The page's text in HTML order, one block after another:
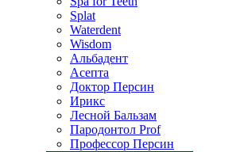
Splat
Waterdent
Wisdom
Альбадент
Асепта
Доктор Персин
Ирикс
Лесной Бальзам
Пародонтол Prof
Профессор Персин